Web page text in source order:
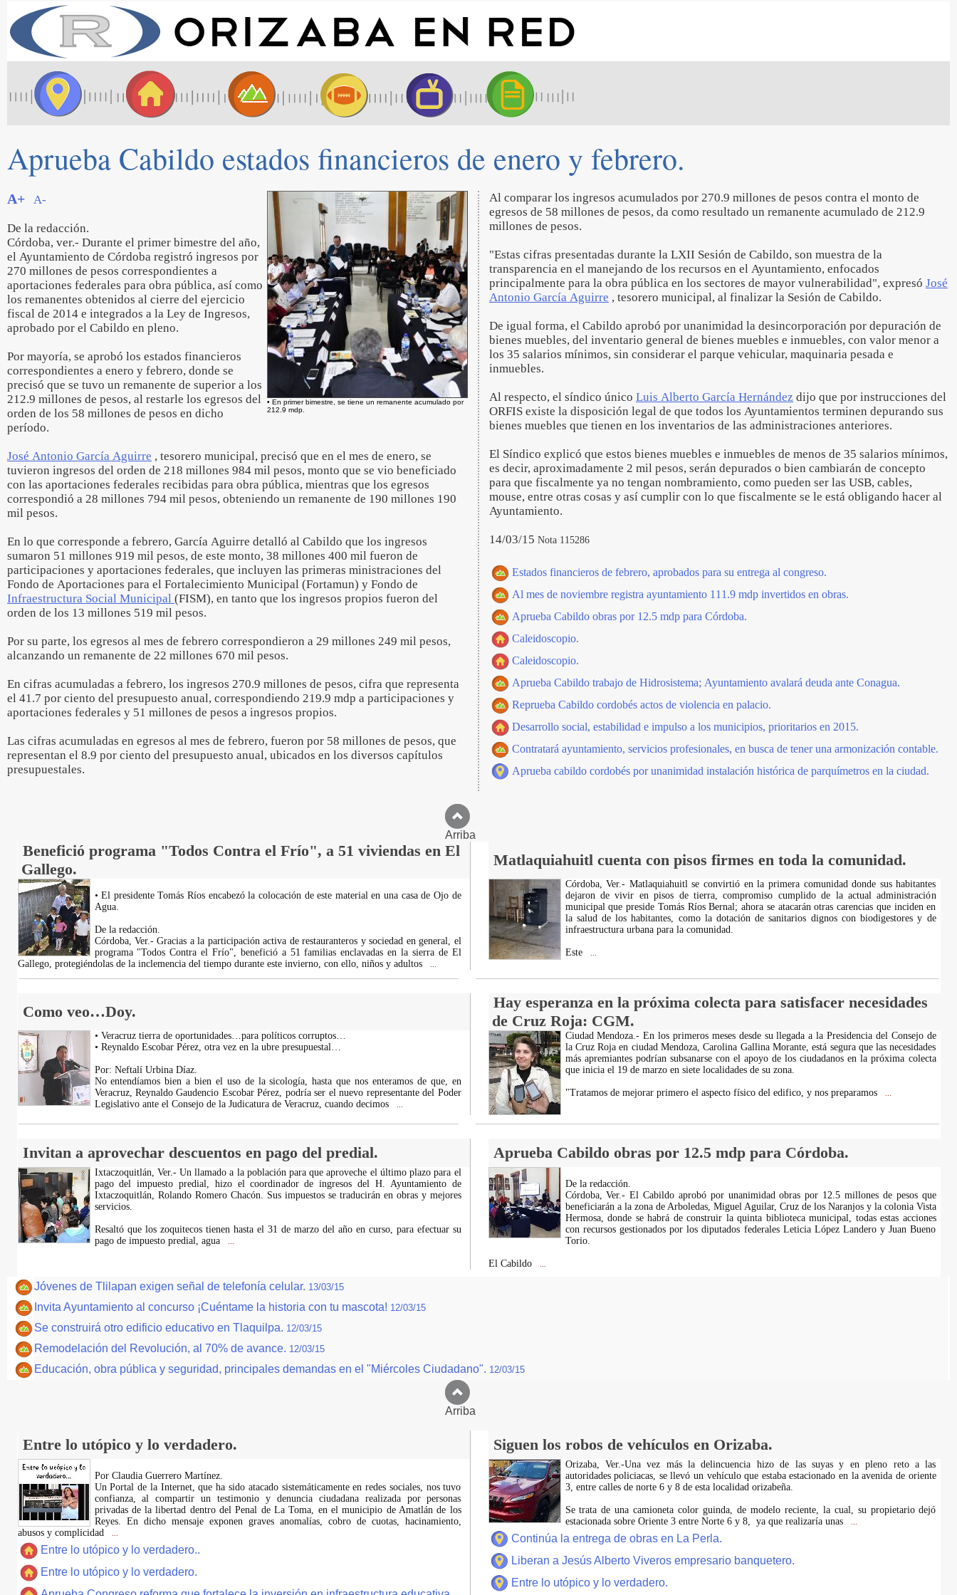
Aprueba Cabildo estados financieros de enero y febrero.
• En primer bimestre, se tiene un remanente acumulado por
212.9 mdp.
A+ A-
De la redacción.
Córdoba, ver.- Durante el primer bimestre del año,
el Ayuntamiento de Córdoba registró ingresos por
270 millones de pesos correspondientes a
aportaciones federales para obra pública, así como
los remanentes obtenidos al cierre del ejercicio
fiscal de 2014 e integrados a la Ley de Ingresos,
aprobado por el Cabildo en pleno.
Por mayoría, se aprobó los estados financieros
correspondientes a enero y febrero, donde se
precisó que se tuvo un remanente de superior a los
212.9 millones de pesos, al restarle los egresos del
orden de los 58 millones de pesos en dicho
período.
José Antonio García Aguirre , tesorero municipal, precisó que en el mes de enero, se
tuvieron ingresos del orden de 218 millones 984 mil pesos, monto que se vio beneficiado
con las aportaciones federales recibidas para obra pública, mientras que los egresos
correspondió a 28 millones 794 mil pesos, obteniendo un remanente de 190 millones 190
mil pesos.
En lo que corresponde a febrero, García Aguirre detalló al Cabildo que los ingresos
sumaron 51 millones 919 mil pesos, de este monto, 38 millones 400 mil fueron de
participaciones y aportaciones federales, que incluyen las primeras ministraciones del
Fondo de Aportaciones para el Fortalecimiento Municipal (Fortamun) y Fondo de
Infraestructura Social Municipal (FISM), en tanto que los ingresos propios fueron del
orden de los 13 millones 519 mil pesos.
Por su parte, los egresos al mes de febrero correspondieron a 29 millones 249 mil pesos,
alcanzando un remanente de 22 millones 670 mil pesos.
En cifras acumuladas a febrero, los ingresos 270.9 millones de pesos, cifra que representa
el 41.7 por ciento del presupuesto anual, correspondiendo 219.9 mdp a participaciones y
aportaciones federales y 51 millones de pesos a ingresos propios.
Las cifras acumuladas en egresos al mes de febrero, fueron por 58 millones de pesos, que
representan el 8.9 por ciento del presupuesto anual, ubicados en los diversos capítulos
presupuestales.
Al comparar los ingresos acumulados por 270.9 millones de pesos contra el monto de
egresos de 58 millones de pesos, da como resultado un remanente acumulado de 212.9
millones de pesos.
"Estas cifras presentadas durante la LXII Sesión de Cabildo, son muestra de la
transparencia en el manejando de los recursos en el Ayuntamiento, enfocados
principalmente para la obra pública en los sectores de mayor vulnerabilidad", expresó José
Antonio García Aguirre , tesorero municipal, al finalizar la Sesión de Cabildo.
De igual forma, el Cabildo aprobó por unanimidad la desincorporación por depuración de
bienes muebles, del inventario general de bienes muebles e inmuebles, con valor menor a
los 35 salarios mínimos, sin considerar el parque vehicular, maquinaria pesada e
inmuebles.
Al respecto, el síndico único Luis Alberto García Hernández dijo que por instrucciones del
ORFIS existe la disposición legal de que todos los Ayuntamientos terminen depurando sus
bienes muebles que tienen en los inventarios de las administraciones anteriores.
El Síndico explicó que estos bienes muebles e inmuebles de menos de 35 salarios mínimos,
es decir, aproximadamente 2 mil pesos, serán depurados o bien cambiarán de concepto
para que fiscalmente ya no tengan nombramiento, como pueden ser las USB, cables,
mouse, entre otras cosas y así cumplir con lo que fiscalmente se le está obligando hacer al
Ayuntamiento.
14/03/15 Nota 115286
Estados financieros de febrero, aprobados para su entrega al congreso.
Al mes de noviembre registra ayuntamiento 111.9 mdp invertidos en obras.
Aprueba Cabildo obras por 12.5 mdp para Córdoba.
Caleidoscopio.
Caleidoscopio.
Aprueba Cabildo trabajo de Hidrosistema; Ayuntamiento avalará deuda ante Conagua.
Reprueba Cabildo cordobés actos de violencia en palacio.
Desarrollo social, estabilidad e impulso a los municipios, prioritarios en 2015.
Contratará ayuntamiento, servicios profesionales, en busca de tener una armonización contable.
Aprueba cabildo cordobés por unanimidad instalación histórica de parquímetros en la ciudad.
Arriba
Benefició programa "Todos Contra el Frío", a 51 viviendas en El
Gallego.
Matlaquiahuitl cuenta con pisos firmes en toda la comunidad.
• El presidente Tomás Ríos encabezó la colocación de este material en una casa de Ojo de
Agua.
De la redacción.
Córdoba, Ver.- Gracias a la participación activa de restauranteros y sociedad en general, el
programa "Todos Contra el Frío", benefició a 51 familias enclavadas en la sierra de El
Gallego, protegiéndolas de la inclemencia del tiempo durante este invierno, con ello, niños y adultos
Córdoba, Ver.- Matlaquiahuitl se convirtió en la primera comunidad donde sus habitantes
dejaron de vivir en pisos de tierra, compromiso cumplido de la actual administración
municipal que preside Tomás Ríos Bernal; ahora se atacarán otras carencias que inciden en
la salud de los habitantes, como la dotación de sanitarios dignos con biodigestores y de
infraestructura urbana para la comunidad.
Este
Como veo…Doy.
Hay esperanza en la próxima colecta para satisfacer necesidades
de Cruz Roja: CGM.
• Veracruz tierra de oportunidades…para políticos corruptos…
• Reynaldo Escobar Pérez, otra vez en la ubre presupuestal…
Por: Neftalí Urbina Díaz.
No entendíamos bien a bien el uso de la sicología, hasta que nos enteramos de que, en
Veracruz, Reynaldo Gaudencio Escobar Pérez, podría ser el nuevo representante del Poder
Legislativo ante el Consejo de la Judicatura de Veracruz, cuando decimos
Ciudad Mendoza.- En los primeros meses desde su llegada a la Presidencia del Consejo de
la Cruz Roja en ciudad Mendoza, Carolina Gallina Morante, está segura que las necesidades
más apremiantes podrían subsanarse con el apoyo de los ciudadanos en la próxima colecta
que inicia el 19 de marzo en siete localidades de su zona.
"Tratamos de mejorar primero el aspecto físico del edifico, y nos preparamos
Invitan a aprovechar descuentos en pago del predial. Aprueba Cabildo obras por 12.5 mdp para Córdoba.
Ixtaczoquitlán, Ver.- Un llamado a la población para que aproveche el último plazo para el
pago del impuesto predial, hizo el coordinador de ingresos del H. Ayuntamiento de
Ixtaczoquitlán, Rolando Romero Chacón. Sus impuestos se traducirán en obras y mejores
servicios.
Resaltó que los zoquitecos tienen hasta el 31 de marzo del año en curso, para efectuar su
pago de impuesto predial, agua
De la redacción.
Córdoba, Ver.- El Cabildo aprobó por unanimidad obras por 12.5 millones de pesos que
beneficiarán a la zona de Arboledas, Miguel Aguilar, Cruz de los Naranjos y la colonia Vista
Hermosa, donde se habrá de construir la quinta biblioteca municipal, todas estas acciones
con recursos gestionados por los diputados federales Leticia López Landero y Juan Bueno
Torio.
El Cabildo
Jóvenes de Tlilapan exigen señal de telefonía celular. 13/03/15
Invita Ayuntamiento al concurso ¡Cuéntame la historia con tu mascota! 12/03/15
Se construirá otro edificio educativo en Tlaquilpa. 12/03/15
Remodelación del Revolución, al 70% de avance. 12/03/15
Educación, obra pública y seguridad, principales demandas en el "Miércoles Ciudadano". 12/03/15
Arriba
Entre lo utópico y lo verdadero. Siguen los robos de vehículos en Orizaba.
Por Claudia Guerrero Martínez.
​Un Portal de la Internet, que ha sido atacado sistemáticamente en redes sociales, nos tuvo
confianza, al compartir un testimonio y denuncia ciudadana realizada por personas
privadas de la libertad dentro del Penal de La Toma, en el municipio de Amatlán de los
Reyes. En dicho mensaje exponen graves anomalías, cobro de cuotas, hacinamiento,
abusos y complicidad
Entre lo utópico y lo verdadero..
Entre lo utópico y lo verdadero.
Orizaba, Ver.-Una vez más la delincuencia hizo de las suyas y en pleno reto a las
autoridades policiacas, se llevó un vehículo que estaba estacionado en la avenida de oriente
3, entre calles de norte 6 y 8 de esta localidad orizabeña.
Se trata de una camioneta color guinda, de modelo reciente, la cual, su propietario dejó
estacionada sobre Oriente 3 entre Norte 6 y 8, ya que realizaría unas
Continúa la entrega de obras en La Perla.
Liberan a Jesús Alberto Viveros empresario banquetero.
Entre lo utópico y lo verdadero.